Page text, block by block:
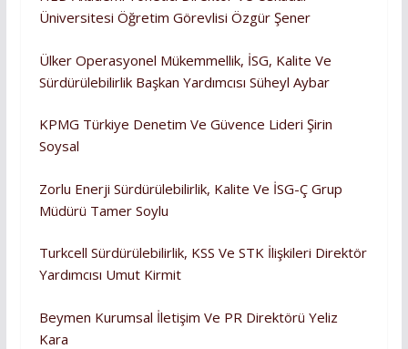
Üniversitesi Öğretim Görevlisi Özgür Şener
Ülker Operasyonel Mükemmellik, İSG, Kalite Ve
Sürdürülebilirlik Başkan Yardımcısı Süheyl Aybar
KPMG Türkiye Denetim Ve Güvence Lideri Şirin
Soysal
Zorlu Enerji Sürdürülebilirlik, Kalite Ve İSG-Ç Grup
Müdürü Tamer Soylu
Turkcell Sürdürülebilirlik, KSS Ve STK İlişkileri Direktör
Yardımcısı Umut Kirmit
Beymen Kurumsal İletişim Ve PR Direktörü Yeliz
Kara